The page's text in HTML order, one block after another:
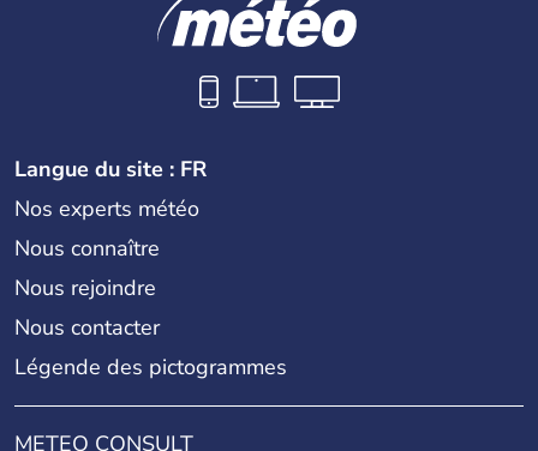
Langue du site : FR
Nos experts météo
Nous connaître
Nous rejoindre
Nous contacter
Légende des pictogrammes
METEO CONSULT